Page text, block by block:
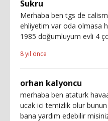
Sukru
Merhaba ben tgs de
ehliyetim var oda olmasa
1985 doğumluyum evli 4
8 yıl önce
orhan kalyoncu
merhaba ben ataturk
ucak ici temizlik olur
bana yardim edebilir